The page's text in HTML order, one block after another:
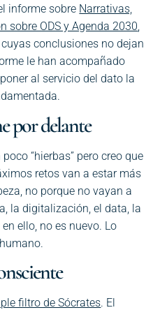
informe sobre Narrativas,
sobre ODS y Agenda 2030,
conclusiones no dejan
le han acompañado
al servicio del dato la
por delante
“hierbas” pero creo que
retos van a estar más
no porque no vayan a
la digitalización, el data, la
ello, no es nuevo. Lo
filtro de Sócrates. El